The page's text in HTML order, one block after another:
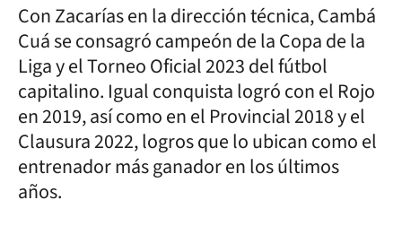
Con Zacarías en la dirección técnica, Cambá
Cuá se consagró campeón de la Copa de la
Liga y el Torneo Oficial 2023 del fútbol
capitalino. Igual conquista logró con el Rojo
en 2019, así como en el Provincial 2018 y el
Clausura 2022, logros que lo ubican como el
entrenador más ganador en los últimos
años.